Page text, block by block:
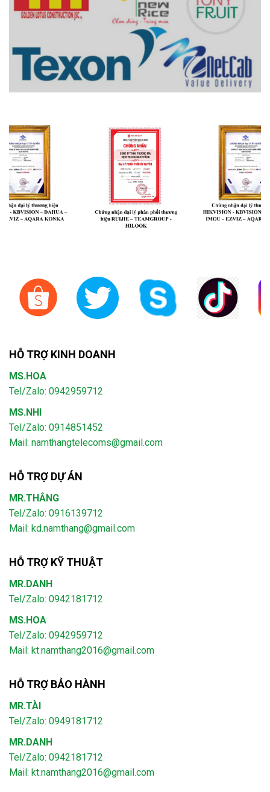
HỖ TRỢ KINH DOANH
MS.HOA
Tel/Zalo: 0942959712
MS.NHI
Tel/Zalo: 0914851452
Mail: namthangtelecoms@gmail.com
HỖ TRỢ DỰ ÁN
MR.THẮNG
Tel/Zalo: 0916139712
Mail: kd.namthang@gmail.com
HỖ TRỢ KỸ THUẬT
MR.DANH
Tel/Zalo: 0942181712
MS.HOA
Tel/Zalo: 0942959712
Mail: kt.namthang2016@gmail.com
HỖ TRỢ BẢO HÀNH
MR.TÀI
Tel/Zalo: 0949181712
MR.DANH
Tel/Zalo: 0942181712
Mail: kt.namthang2016@gmail.com